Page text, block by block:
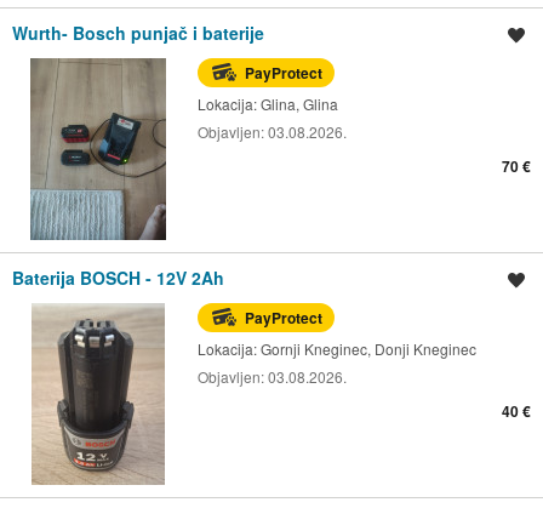
Wurth- Bosch punjač i baterije
PayProtect
Lokacija:Glina, Glina
Objavljen:03.08.2026.
70 €
Baterija BOSCH - 12V 2Ah
PayProtect
Lokacija:Gornji Kneginec, Donji Kneginec
Objavljen:03.08.2026.
40 €